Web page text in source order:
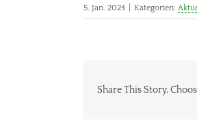
5. Jan. 2024 Kategorien:
Share This Story,